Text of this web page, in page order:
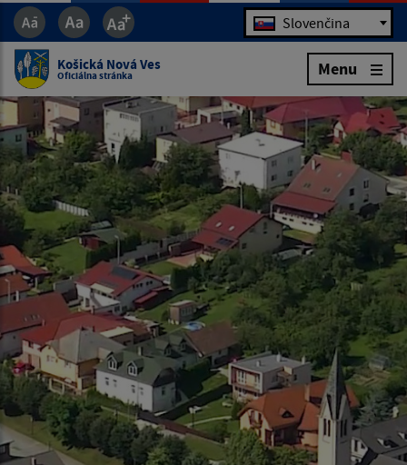
Jazyk Slovenčina
Košická Nová Ves
Oficiálna stránka Menu